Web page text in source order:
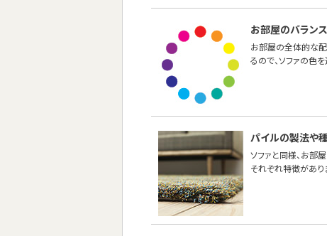
お部屋のバラン
お部屋の全体的な配
るので、ソファの色
パイルの製法や
ソファと同様、お部
それぞれ特徴があ